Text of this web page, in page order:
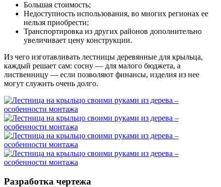
Большая стоимость;
Недоступность использования, во многих регионах ее
нельзя приобрести;
Транспортировка из других районов дополнительно
увеличивает цену конструкции.
Из чего изготавливать лестницы деревянные для крыльца,
каждый решает сам: сосну — для малого бюджета, а
лиственницу — если позволяют финансы, изделия из нее
могут служить очень долго.
Разработка чертежа